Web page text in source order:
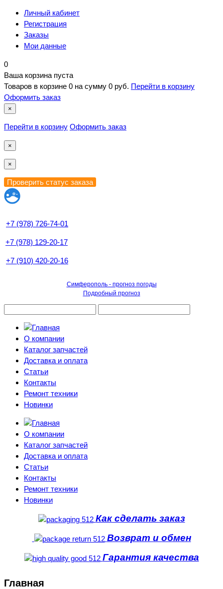
Личный кабинет
Регистрация
Заказы
Мои данные
0
Ваша корзина пуста
Товаров в корзине 0 на сумму 0 руб. Перейти в корзину
Оформить заказ
×
Перейти в корзину Оформить заказ
×
×
+7 (978) 726-74-01
+7 (978) 129-20-17
+7 (910) 420-20-16
Симферополь - прогноз погоды
Подробный прогноз
О компании
Каталог запчастей
Доставка и оплата
Статьи
Контакты
Ремонт техники
Новинки
О компании
Каталог запчастей
Доставка и оплата
Статьи
Контакты
Ремонт техники
Новинки
Как сделать заказ
Возврат и обмен
Гарантия качества
Главная